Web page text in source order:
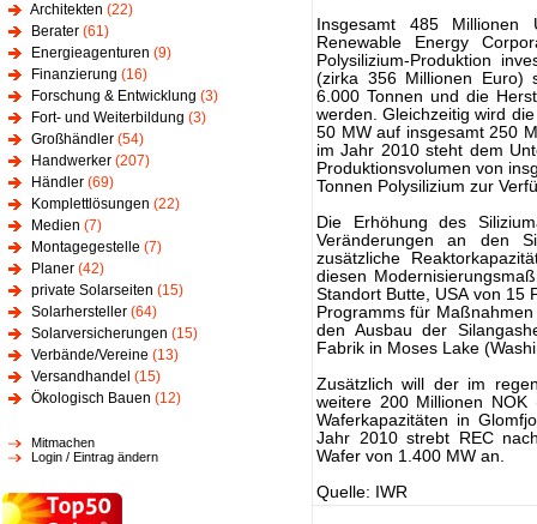
Architekten (22)
Berater (61)
Energieagenturen (9)
Finanzierung (16)
Forschung & Entwicklung (3)
Fort- und Weiterbildung (3)
Großhändler (54)
Handwerker (207)
Händler (69)
Komplettlösungen (22)
Medien (7)
Montagegestelle (7)
Planer (42)
private Solarseiten (15)
Solarhersteller (64)
Solarversicherungen (15)
Verbände/Vereine (13)
Versandhandel (15)
Ökologisch Bauen (12)
Mitmachen
Login / Eintrag ändern
Insgesamt 485 Millionen
Renewable Energy
Polysilizium-Produktion
(zirka 356 Millionen Euro)
6.000 Tonnen und die
werden. Gleichzeitig wird
50 MW auf insgesamt 250
im Jahr 2010 steht dem
Produktionsvolumen von
Tonnen Polysilizium zur
Die Erhöhung des
Veränderungen an den
zusätzliche
diesen
Standort Butte, USA von 15
Programms für
den Ausbau der
Fabrik in Moses Lake
Zusätzlich will der im
weitere 200 Millionen
Waferkapazitäten in
Jahr 2010 strebt REC
Wafer von 1.400 MW an.
Quelle: IWR